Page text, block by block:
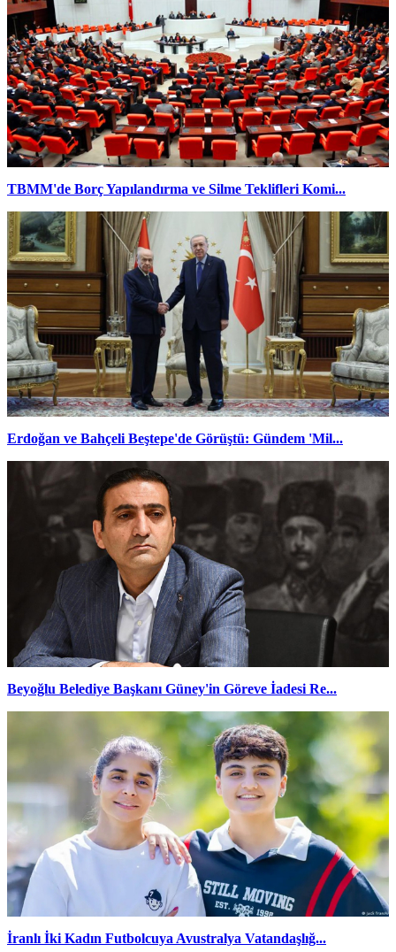
TBMM'de Borç Yapılandırma ve Silme Teklifleri Komi...
Erdoğan ve Bahçeli Beştepe'de Görüştü: Gündem 'Mil...
Beyoğlu Belediye Başkanı Güney'in Göreve İadesi Re...
İranlı İki Kadın Futbolcuya Avustralya Vatandaşlığ...